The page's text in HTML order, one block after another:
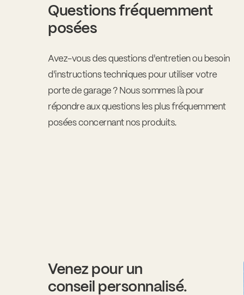
Questions fréquemment
posées
Avez-vous des questions d'entretien ou besoin
d'instructions techniques pour utiliser votre
porte de garage ? Nous sommes là pour
répondre aux questions les plus fréquemment
posées concernant nos produits.
Venez pour un
conseil personnalisé.